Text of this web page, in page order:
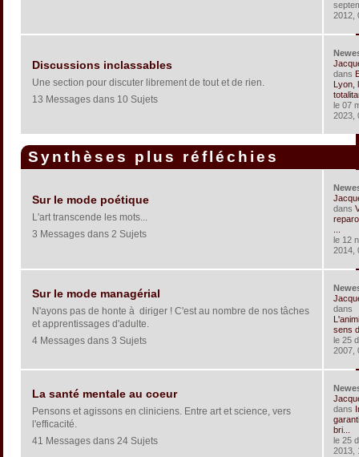
2012,
Discussions inclassables
Une section pour discuter librement de tout et de rien.
13 Messages dans 10 Sujets
dans
Lyon,
le 07
2023,
Synthèses plus réfléchies
Sur le mode poétique
L'art transcende les mots...
3 Messages dans 2 Sujets
dans
le 12
2014,
Sur le mode managérial
N'ayons pas de honte à diriger ! C'est au nombre de nos tâches
et apprentissages d'adulte.
4 Messages dans 3 Sujets
dans
sens
le 25
2007,
La santé mentale au coeur
Pensons et agissons en cliniciens. Entre art et science, vers
l'efficacité.
41 Messages dans 24 Sujets
dans
bri...
le 25
2013,